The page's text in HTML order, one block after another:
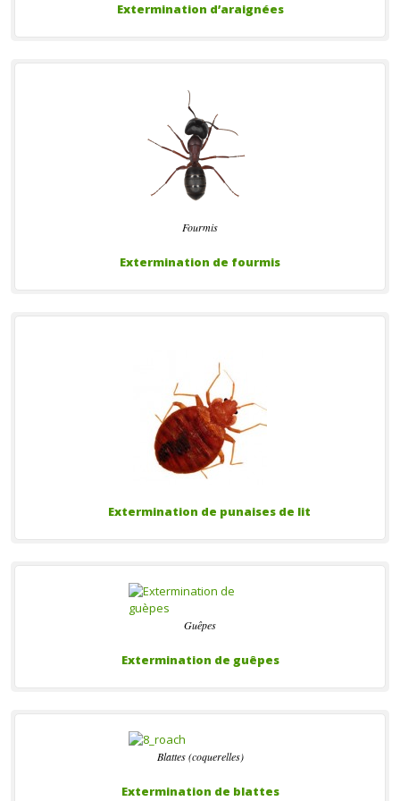
Extermination d’araignées
Fourmis
Extermination de fourmis
Extermination de punaises de lit
Guêpes
Extermination de guêpes
Blattes (coquerelles)
Extermination de blattes